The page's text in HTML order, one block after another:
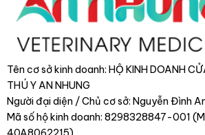
Tên cơ sở kinh doanh: HỘ KINH DOANH
THÚ Y AN NHUNG
Người đại diện / Chủ cơ sở: Nguyễn Đình
Mã số hộ kinh doanh: 8298328847-001